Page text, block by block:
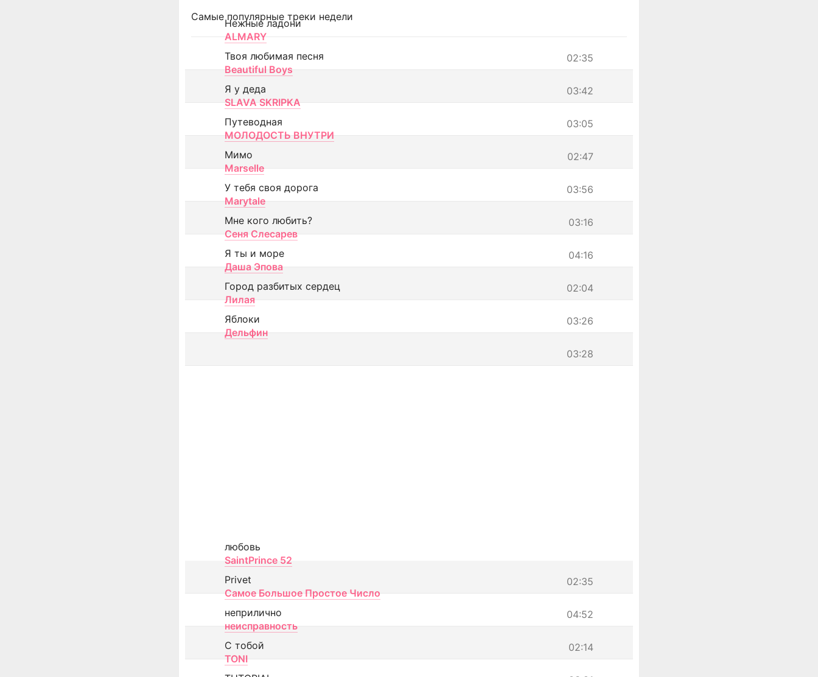
Самые популярные треки недели
Нежные ладони
ALMARY
02:35
Твоя любимая песня
Beautiful Boys
03:42
Я у деда
SLAVA SKRIPKA
03:05
Путеводная
МОЛОДОСТЬ ВНУТРИ
02:47
Мимо
Marselle
03:56
У тебя своя дорога
Marytale
03:16
Мне кого любить?
Сеня Слесарев
04:16
Я ты и море
Даша Эпова
02:04
Город разбитых сердец
Лилая
03:26
Яблоки
Дельфин
03:28
любовь
SaintPrince 52
02:35
Privet
Самое Большое Простое Число
04:52
неприлично
неисправность
02:14
С тобой
TONI